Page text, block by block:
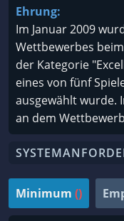
Ehrung:
Im Januar 2009
Wettbewerbes
der Kategorie
eines von fünf
ausgewählt wurde.
an dem
Minimum ()